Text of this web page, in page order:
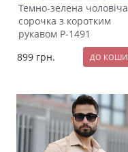
Темно-зелена чоловіча
сорочка з коротким
рукавом Р-1491
899 грн.